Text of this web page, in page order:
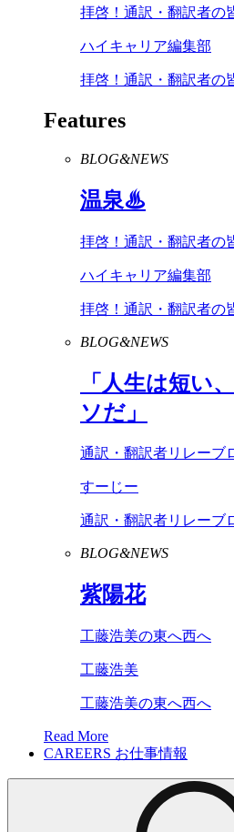
拝啓！通訳・翻訳者の
ハイキャリア編集部
拝啓！通訳・翻訳者の
Features
BLOG&NEWS
温泉♨
拝啓！通訳・翻訳者の
ハイキャリア編集部
拝啓！通訳・翻訳者の
BLOG&NEWS
「人生は短い
ソだ」
通訳・翻訳者リレーブ
すーじー
通訳・翻訳者リレーブ
BLOG&NEWS
紫陽花
工藤浩美の東へ西へ
工藤浩美
工藤浩美の東へ西へ
Read More
CAREERS お仕事情報